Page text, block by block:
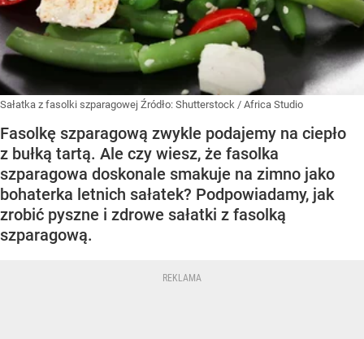
Sałatka z fasolki szparagowej Źródło: Shutterstock / Africa Studio
Fasolkę szparagową zwykle podajemy na ciepło
z bułką tartą. Ale czy wiesz, że fasolka
szparagowa doskonale smakuje na zimno jako
bohaterka letnich sałatek? Podpowiadamy, jak
zrobić pyszne i zdrowe sałatki z fasolką
szparagową.